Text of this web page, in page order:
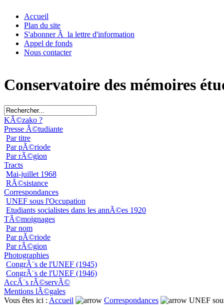
Accueil
Plan du site
S'abonner Ã la lettre d'information
Appel de fonds
Nous contacter
Conservatoire des mémoires
KÃ©zako ?
Presse Ã©tudiante
Par titre
Par pÃ©riode
Par rÃ©gion
Tracts
Mai-juillet 1968
RÃ©sistance
Correspondances
UNEF sous l'Occupation
Etudiants socialistes dans les annÃ©es 1920
TÃ©moignages
Par nom
Par pÃ©riode
Par rÃ©gion
Photographies
CongrÃ¨s de l'UNEF (1945)
CongrÃ¨s de l'UNEF (1946)
AccÃ¨s rÃ©servÃ©
Mentions lÃ©gales
Vous êtes ici : Accueil Correspondances UNEF